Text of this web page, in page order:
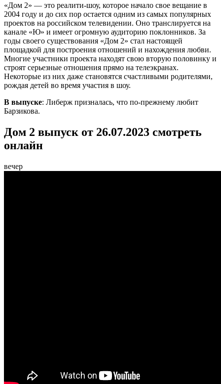
«Дом 2» — это реалити-шоу, которое начало свое вещание в
2004 году и до сих пор остается одним из самых популярных
проектов на российском телевидении. Оно транслируется на
канале «Ю» и имеет огромную аудиторию поклонников. За
годы своего существования «Дом 2» стал настоящей
площадкой для построения отношений и нахождения любви.
Многие участники проекта находят свою вторую половинку и
строят серьезные отношения прямо на телеэкранах.
Некоторые из них даже становятся счастливыми родителями,
рождая детей во время участия в шоу.
В выпуске: Либерж призналась, что по-прежнему любит
Барзикова.
Дом 2 выпуск от 26.07.2023 смотреть
онлайн
вечер